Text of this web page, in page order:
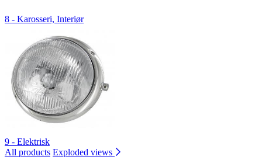
8 - Karosseri, Interiør
9 - Elektrisk
All products Exploded views